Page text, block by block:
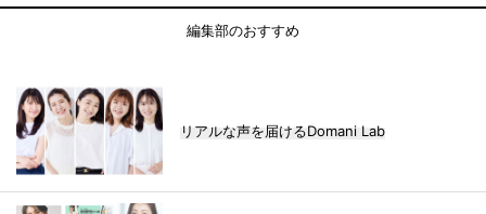
編集部のおすすめ
リアルな声を届けるDomani Lab